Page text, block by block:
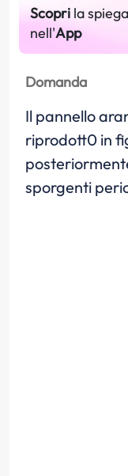
Scopri la
nell'App
Domanda
Il pannello
riprodott0 in
sporgenti